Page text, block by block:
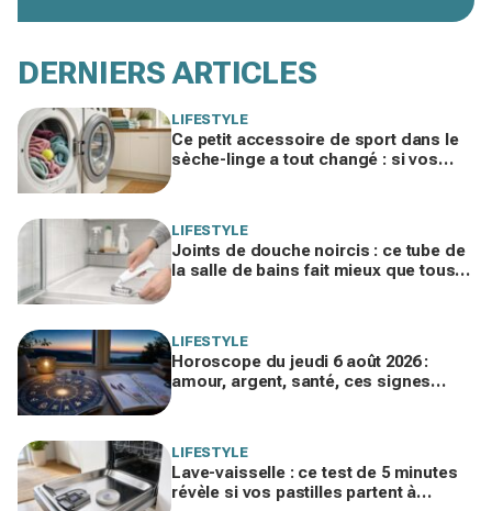
DERNIERS ARTICLES
LIFESTYLE
Ce petit accessoire de sport dans le
sèche-linge a tout changé : si vos
LIFESTYLE
Joints de douche noircis : ce tube de
la salle de bains fait mieux que tous
LIFESTYLE
Horoscope du jeudi 6 août 2026 :
amour, argent, santé, ces signes
LIFESTYLE
Lave-vaisselle : ce test de 5 minutes
révèle si vos pastilles partent à